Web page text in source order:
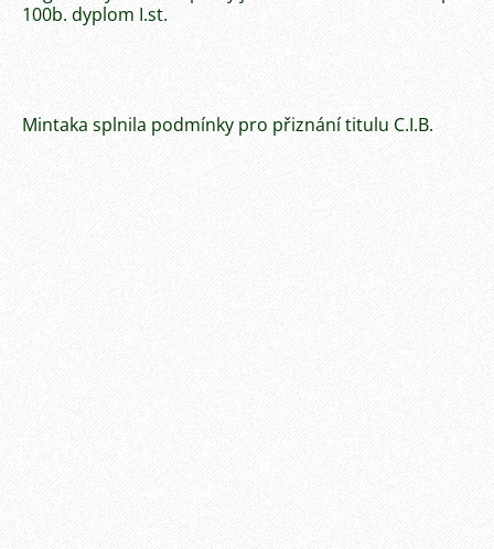
100b. dyplom I.st.
Mintaka splnila podmínky pro přiznání titulu C.I.B.